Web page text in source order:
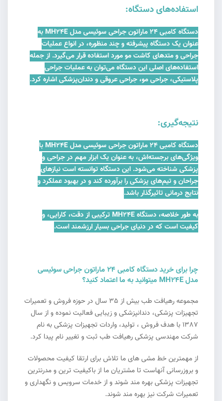
استفاده‌های دستگاه:
دستگاه کامبی 24 ماراتون جراحی سوئیسی مدل MH24E به
عنوان یک دستگاه پیشرفته و چند منظوره، در انواع عملیات
جراحی و متدهای کاشت مو مورد استفاده قرار می‌گیرد. از جمله
استفاده‌های اصلی این دستگاه می‌توان به عملیات جراحی
پلاستیکی، جراحی مو، جراحی عروقی و دندان‌پزشکی اشاره کرد.
نتیجه‌گیری:
دستگاه کامبی 24 ماراتون جراحی سوئیسی مدل MH24E با
ویژگی‌های برجسته‌اش، به عنوان یک ابزار مهم در جراحی و
پزشکی شناخته می‌شود. این دستگاه توانسته است نیازهای
جراحان و تیم‌های پزشکی را برآورده کند و در بهبود عملکرد و
نتایج درمانی تاثیرگذار باشد.
به طور خلاصه، دستگاه MH24E ترکیبی از دقت، کارایی، و
کیفیت است که در دنیای جراحی بسیار ارزشمند است.
چرا برای خرید دستگاه کامبی 24 ماراتون جراحی سوئیسی
مدل MH24E میتوانید به ما اعتماد کنید؟
مجموعه رهیافت طب بیش از 35 سال در حوزه فروش و تعمیرات
تجهیزات پزشکی، دندانپزشکی و زیبایی فعالیت نموده و از سال
1387 با هدف فروش ، تولید، واردات تجهیزات پزشکی به نام
شرکت مهندسی پزشکی رهیافت طب ثبت و تغییر نام پیدا کرد.
از مهمترین خط مشی های ما تلاش برای ارتقا کیفیت محصولات
و بروزرسانی آنهاست تا مشتریان ما از باکیفیت ترین و مدرنترین
تجهیزات پزشکی بهره مند شوند و از خدمات سرویس و نگهداری و
تعمیرات شرکت نیز بهره مند شوند.